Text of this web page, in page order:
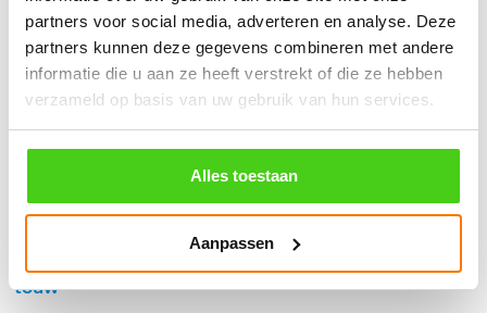
partners voor social media, adverteren en analyse. Deze
partners kunnen deze gegevens combineren met andere
informatie die u aan ze heeft verstrekt of die ze hebben
verzameld op basis van uw gebruik van hun services.
Alles toestaan
Aanpassen
Aantal meters worden geleverd aan een stuk.
Specifieke wensen (meerdere lengten) kunt u aangeven bij het
© 2009 - 2026 | Touwspecialist.nl
It Fjild 4 - 8621 EA Heeg - Friesland
Tel. +31(0) 629353302 -info@touwspecialist.nl
touw